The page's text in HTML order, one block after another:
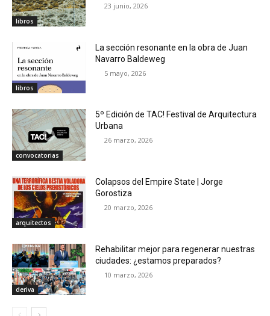
libros
23 junio, 2026
libros
La sección resonante en la obra de Juan
Navarro Baldeweg
5 mayo, 2026
convocatorias
5º Edición de TAC! Festival de Arquitectura
Urbana
26 marzo, 2026
arquitectos
Colapsos del Empire State | Jorge
Gorostiza
20 marzo, 2026
deriva
Rehabilitar mejor para regenerar nuestras
ciudades: ¿estamos preparados?
10 marzo, 2026